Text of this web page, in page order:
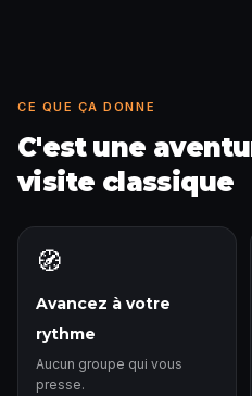
CE QUE ÇA DONNE
C'est une
visite classique
🧭
Avancez à votre
rythme
Aucun groupe qui vous
presse.